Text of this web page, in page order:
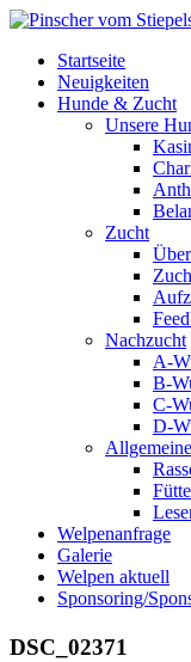
Startseite
Neuigkeiten
Hunde & Zucht
Unsere
Zucht
Nachzucht
A-
B-
C-
D-
Welpenanfrage
Galerie
Welpen aktuell
Sponsoring/
DSC_02371